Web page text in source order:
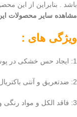
باشد . بنابراین از این
مشاهده سایر محصولات
ویژگی های :
1: ایجاد حس خشکی در پوست زیربغل
2: ضدتعریق و آنتی باکتریال
3: فاقد الکل و مواد رنگی و نگهدارنده